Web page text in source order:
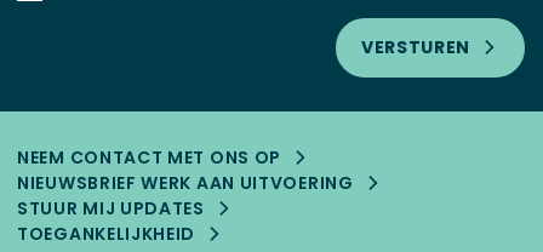
VERSTUREN
NEEM CONTACT MET ONS OP
NIEUWSBRIEF WERK AAN UITVOERING
STUUR MIJ UPDATES
TOEGANKELIJK­HEID